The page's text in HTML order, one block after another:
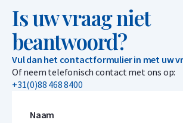
Is uw vraag niet
beantwoord?
Vul dan het contactformulier in met uw
Of neem telefonisch contact met ons op:
+31(0)88 468 8400
Naam